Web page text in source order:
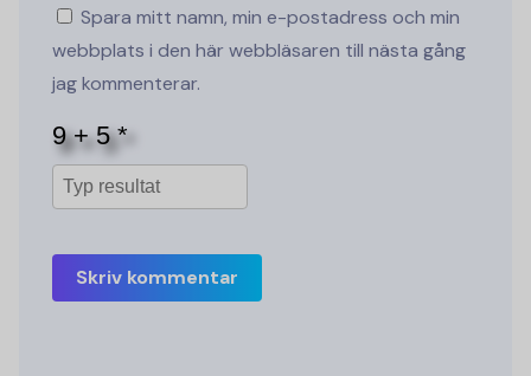
Spara mitt namn, min e-postadress och min
webbplats i den här webbläsaren till nästa gång
jag kommenterar.
Skriv kommentar